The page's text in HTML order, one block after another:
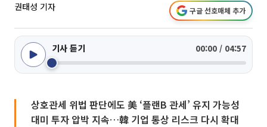
권태성 기자 구글 선호매체 추가
기사 듣기 00:00 / 04:57
상호관세 위법 판단에도 美 ‘플랜B 관세’ 유지 가능성
대미 투자 압박 지속…韓 기업 통상 리스크 다시 확대